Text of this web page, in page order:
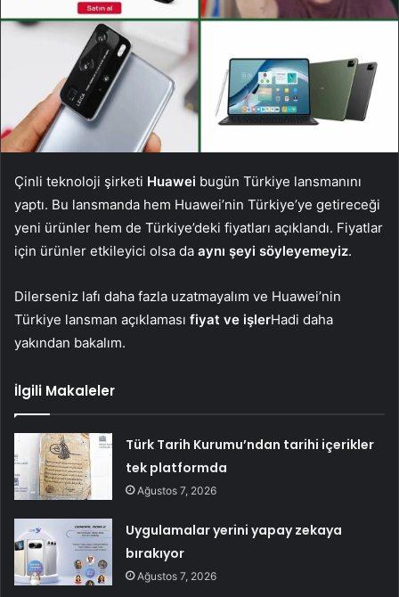
Çinli teknoloji şirketi Huawei bugün Türkiye lansmanını
yaptı. Bu lansmanda hem Huawei’nin Türkiye’ye getireceği
yeni ürünler hem de Türkiye’deki fiyatları açıklandı. Fiyatlar
için ürünler etkileyici olsa da aynı şeyi söyleyemeyiz.
Dilerseniz lafı daha fazla uzatmayalım ve Huawei’nin
Türkiye lansman açıklaması fiyat ve işlerHadi daha
yakından bakalım.
İlgili Makaleler
Türk Tarih Kurumu’ndan tarihi içerikler
tek platformda
Ağustos 7, 2026
Uygulamalar yerini yapay zekaya
bırakıyor
Ağustos 7, 2026